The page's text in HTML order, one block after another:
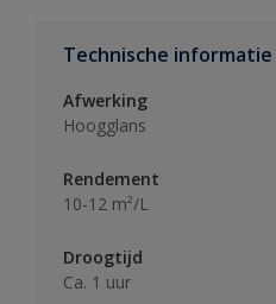
Technische informatie
Afwerking
Hoogglans
Rendement
10-12 m²/L
Droogtijd
Ca. 1 uur